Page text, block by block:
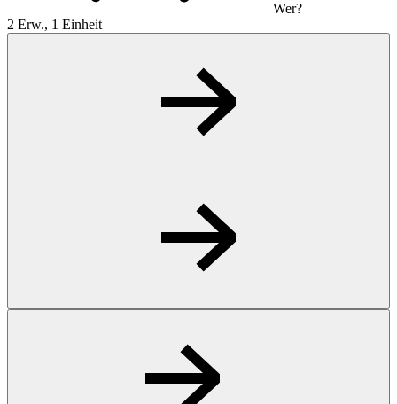
Wer?
2 Erw., 1 Einheit